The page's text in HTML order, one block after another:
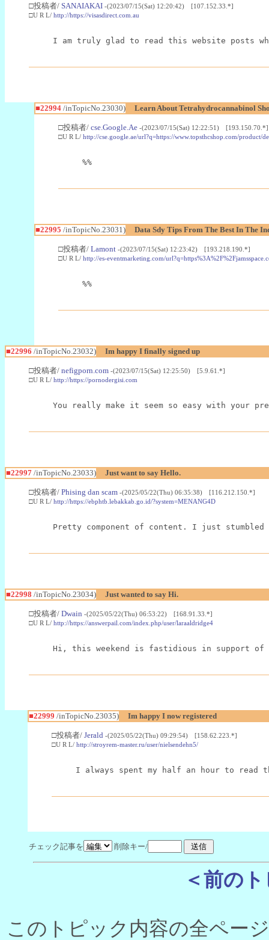
□投稿者/ SANAIAKAI -(2023/07/15(Sat) 12:20:42) [107.152.33.*]
□U R L/ http://https://visasdirect.com.au
I am truly glad to read this website posts
■22994/inTopicNo.23030) Learn About Tetrahydrocannabinol
□投稿者/ cse.Google.Ae -(2023/07/15(Sat) 12:22:51) [193.150.70.*]
□U R L/ http://cse.google.ae/url?q=https://www.topsthcshop.com/
%%
■22995 /inTopicNo.23031) Data Sdy Tips From The Best In The
□投稿者/ Lamont -(2023/07/15(Sat) 12:23:42) [193.218.190.*]
□U R L/ http://es-eventmarketing.com/
%%
■22996 /inTopicNo.23032) Im happy I finally signed up
□投稿者/ nefigporn.com -(2023/07/15(Sat) 12:25:50) [5.9.61.*]
□U R L/ http://https://pornodergisi.com
You really make it seem so easy with your
■22997 /inTopicNo.23033) Just want to say Hello.
□投稿者/ Phising dan scam -(2025/05/22(Thu) 06:35:38) [116.212.150.*]
□U R L/ http://https://ebphtb.lebakkab.go.id/?system=MENANG4D
Pretty component of content. I just
■22998 /inTopicNo.23034) Just wanted to say Hi.
□投稿者/ Dwain -(2025/05/22(Thu) 06:53:22) [168.91.33.*]
□U R L/ http://https://answerpail.com/index.php/user/laraaldridge4
Hi, this weekend is fastidious in support of
■22999 /inTopicNo.23035) Im happy I now registered
□投稿者/ Jerald -(2025/05/22(Thu) 09:29:54) [158.62.223.*]
□U R L/ http://stroyrem-master.ru/user/nielsendehn5/
I always spent my half an hour to
チェック記事を 削除キー/
＜前の
このトピック内容の全ペー